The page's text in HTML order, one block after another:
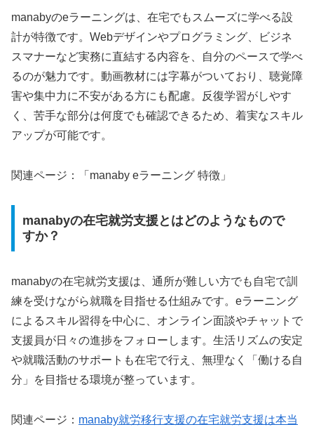
manabyのeラーニングは、在宅でもスムーズに学べる設
計が特徴です。Webデザインやプログラミング、ビジネ
スマナーなど実務に直結する内容を、自分のペースで学べ
るのが魅力です。動画教材には字幕がついており、聴覚障
害や集中力に不安がある方にも配慮。反復学習がしやす
く、苦手な部分は何度でも確認できるため、着実なスキル
アップが可能です。
関連ページ：「manaby eラーニング 特徴」
manabyの在宅就労支援とはどのようなもので
すか？
manabyの在宅就労支援は、通所が難しい方でも自宅で訓
練を受けながら就職を目指せる仕組みです。eラーニング
によるスキル習得を中心に、オンライン面談やチャットで
支援員が日々の進捗をフォローします。生活リズムの安定
や就職活動のサポートも在宅で行え、無理なく「働ける自
分」を目指せる環境が整っています。
関連ページ： manaby就労移行支援の在宅就労支援は本当